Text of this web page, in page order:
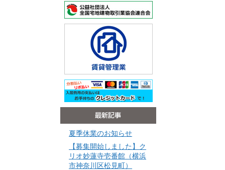
夏季休業のお知らせ
【募集開始しました】ク
リオ妙蓮寺壱番館（横浜
市神奈川区松見町）